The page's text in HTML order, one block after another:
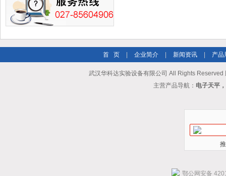
首 页 企业简介 新闻资讯 产品
武汉华科达实验设备有限公司 All Rights Reserved
主营产品导航： 电子天平
鄂公网安备